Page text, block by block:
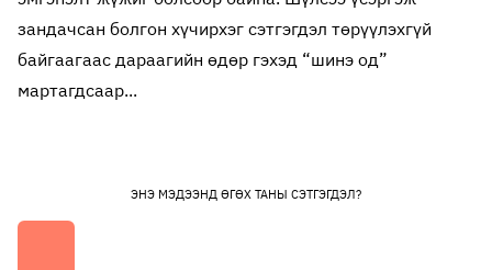
зандачсан болгон хүчирхэг сэтгэгдэл төрүүлэхгүй
байгаагаас дараагийн өдөр гэхэд “шинэ од”
мартагдсаар...
ЭНЭ МЭДЭЭНД ӨГӨХ ТАНЫ СЭТГЭГДЭЛ?